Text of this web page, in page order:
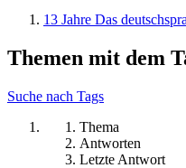
13 Jahre Das
Themen mit dem
Suche nach Tags
Thema
Antworten
Letzte Antwort